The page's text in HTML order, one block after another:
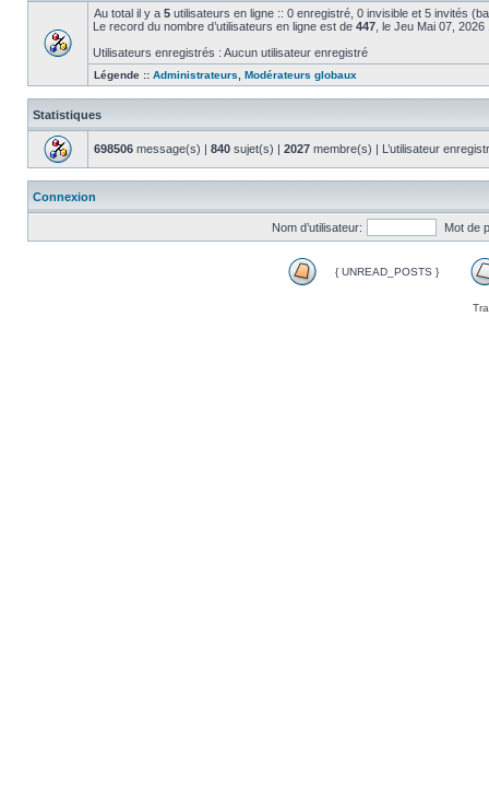
Au total il y a 5 utilisateurs en ligne :: 0 enregistré, 0 invisible et 5 invités
Le record du nombre d’utilisateurs en ligne est de 447 , le Jeu Mai 07, 2026
Utilisateurs enregistrés : Aucun utilisateur enregistré
Légende :: Administrateurs Modérateurs globaux
Statistiques
698506 message(s) | 840 sujet(s) | 2027 membre(s) | L’utilisateur
Connexion
Nom d’utilisateur: Mot de
{ UNREAD_POSTS }